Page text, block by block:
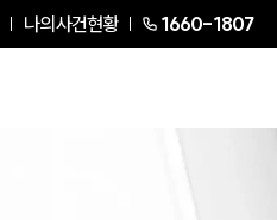
나의사건현황 1660-1807